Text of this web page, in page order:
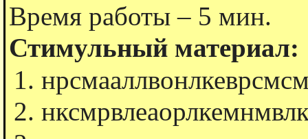
Время работы – 5 мин.
Стимульный материал: